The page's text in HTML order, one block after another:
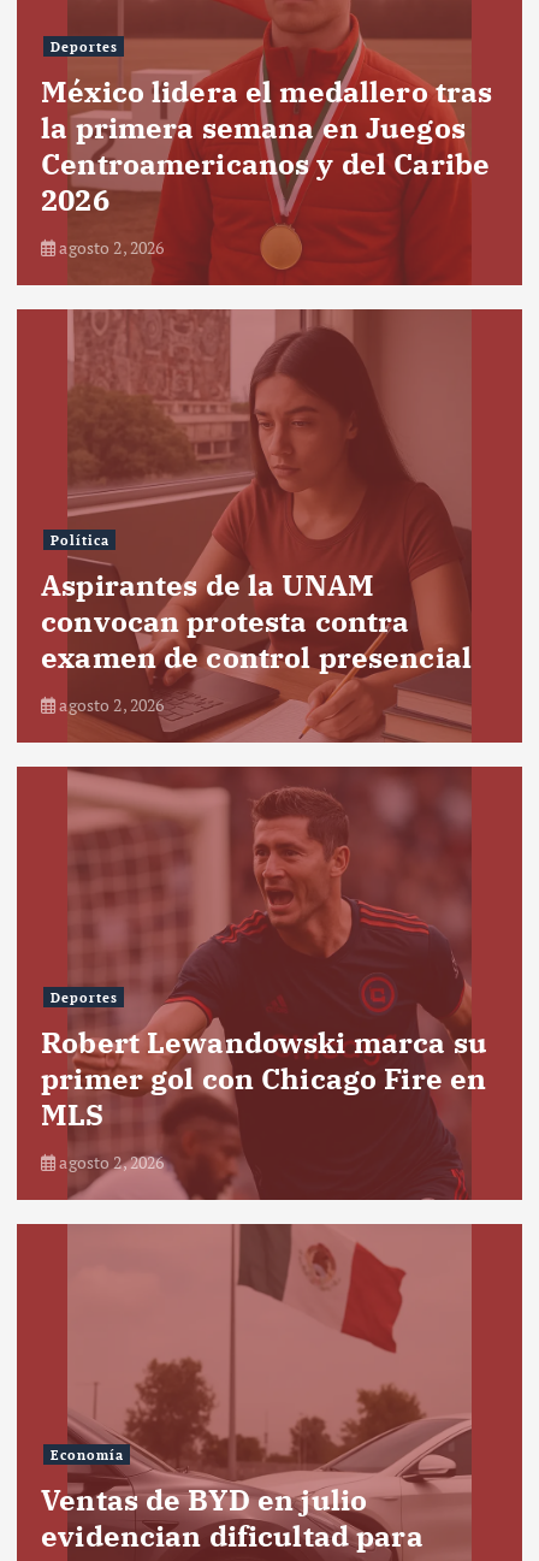
Deportes
México lidera el medallero tras
la primera semana en Juegos
Centroamericanos y del Caribe
2026
agosto 2, 2026
Política
Aspirantes de la UNAM
convocan protesta contra
examen de control presencial
agosto 2, 2026
Deportes
Robert Lewandowski marca su
primer gol con Chicago Fire en
MLS
agosto 2, 2026
Economía
Ventas de BYD en julio
evidencian dificultad para